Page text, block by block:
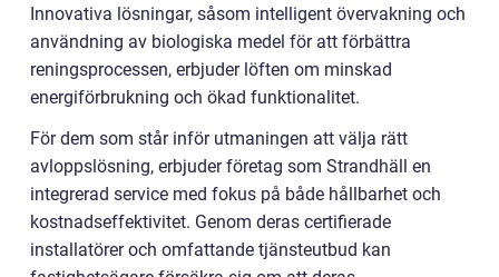
Innovativa lösningar, såsom intelligent övervakning och
användning av biologiska medel för att förbättra
reningsprocessen, erbjuder löften om minskad
energiförbrukning och ökad funktionalitet.
För dem som står inför utmaningen att välja rätt
avloppslösning, erbjuder företag som Strandhäll en
integrerad service med fokus på både hållbarhet och
kostnadseffektivitet. Genom deras certifierade
installatörer och omfattande tjänsteutbud kan